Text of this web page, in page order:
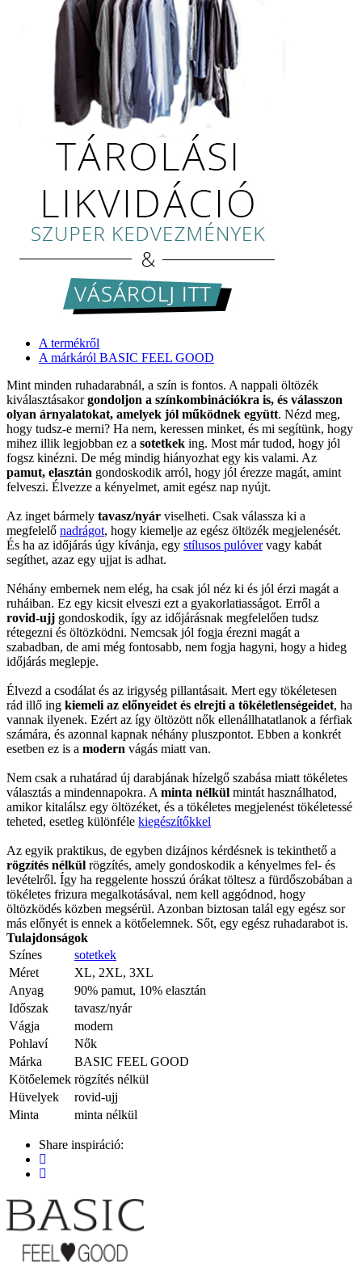
A termékről
A márkáról BASIC FEEL GOOD
Mint minden ruhadarabnál, a szín is fontos. A nappali öltözék
kiválasztásakorgondoljon a színkombinációkra is, és válasszon
olyan árnyalatokat, amelyek jól működnek együtt. Nézd meg,
hogy tudsz-e merni? Ha nem, keressen minket, és mi segítünk, hogy
mihez illik legjobban ez a sotetkek ing. Most már tudod, hogy jól
fogsz kinézni. De még mindig hiányozhat egy kis valami. Az
pamut, elasztán gondoskodik arról, hogy jól érezze magát, amint
felveszi. Élvezze a kényelmet, amit egész nap nyújt.
Az inget bármely tavasz/nyár viselheti. Csak válassza ki a
megfelelő nadrágot, hogy kiemelje az egész öltözék megjelenését.
És ha az időjárás úgy kívánja, egy stílusos pulóvervagy kabát
segíthet, azaz egy ujjat is adhat.
Néhány embernek nem elég, ha csak jól néz ki és jól érzi magát a
ruháiban. Ez egy kicsit elveszi ezt a gyakorlatiasságot. Erről a
rovid-ujj gondoskodik, így az időjárásnak megfelelően tudsz
rétegezni és öltözködni. Nemcsak jól fogja érezni magát a
szabadban, de ami még fontosabb, nem fogja hagyni, hogy a hideg
időjárás meglepje.
Élvezd a csodálat és az irigység pillantásait. Mert egy tökéletesen
rád illő ing kiemeli az előnyeidet és elrejti a tökéletlenségeidet, ha
vannak ilyenek. Ezért az így öltözött nők ellenállhatatlanok a férfiak
számára, és azonnal kapnak néhány pluszpontot. Ebben a konkrét
esetben ez is a modern vágás miatt van.
Nem csak a ruhatárad új darabjának hízelgő szabása miatt tökéletes
választás a mindennapokra. A minta nélkül mintát használhatod,
amikor kitalálsz egy öltözéket, és a tökéletes megjelenést tökéletessé
teheted, esetleg különféle kiegészítőkkel
Az egyik praktikus, de egyben dizájnos kérdésnek is tekinthető a
rögzítés nélkül rögzítés, amely gondoskodik a kényelmes fel- és
levételről. Így ha reggelente hosszú órákat töltesz a fürdőszobában a
tökéletes frizura megalkotásával, nem kell aggódnod, hogy
öltözködés közben megsérül. Azonban biztosan talál egy egész sor
más előnyét is ennek a kötőelemnek. Sőt, egy egész ruhadarabot is.
Tulajdonságok
Színes
sotetkek
Méret
XL, 2XL, 3XL
Anyag
90% pamut, 10% elasztán
Időszak
tavasz/nyár
Vágja
modern
Pohlaví
Nők
Márka
BASIC FEEL GOOD
Kötőelemek rögzítés nélkül
Hüvelyek
rovid-ujj
Minta
minta nélkül
Share inspiráció: